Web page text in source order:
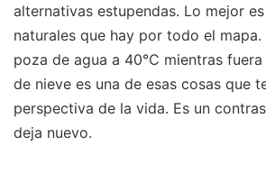
alternativas estupendas. Lo mejor
naturales que hay por todo el mapa.
poza de agua a 40°C mientras
de nieve es una de esas cosas que
perspectiva de la vida. Es un
deja nuevo.